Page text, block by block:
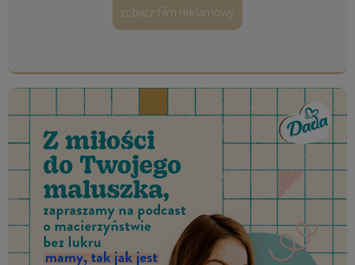
zobacz film reklamowy